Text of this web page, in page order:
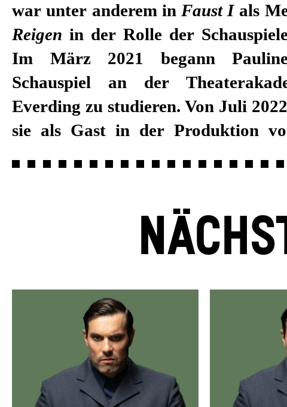
war unter anderem in Faust Ials
Reigen in der Rolle der
Im März 2021 begann
Schauspiel an der
Everding zu studieren. Von Juli
sie als Gast in der Produktion